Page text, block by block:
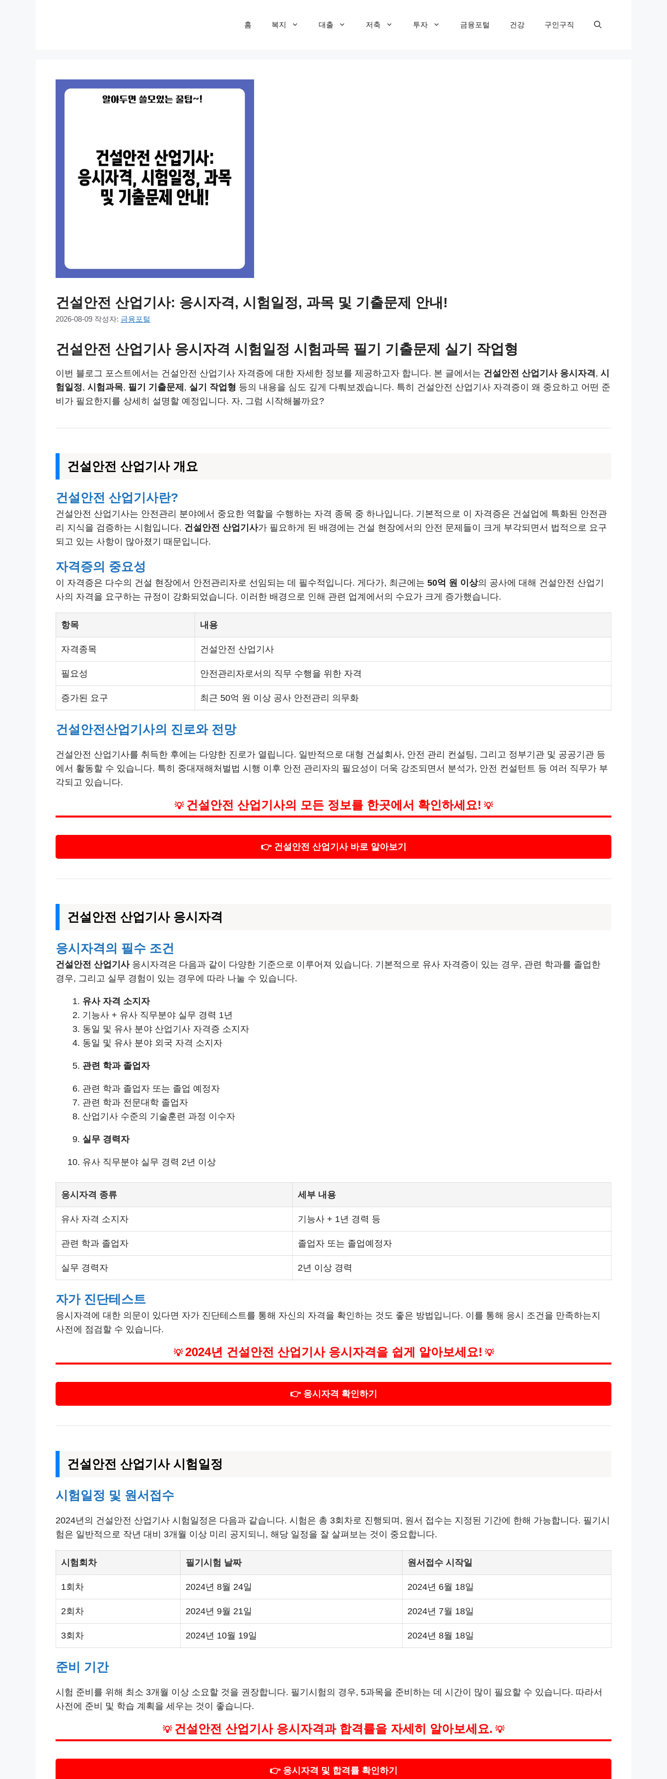
홈 복지 대출 저축 투자 금융포털 건강 구인구직
건설안전 산업기사: 응시자격, 시험일정, 과목 및 기출문제 안내!
2026-08-09 작성자: 금융포털
건설안전 산업기사 응시자격 시험일정 시험과목 필기 기출문제 실기 작업형
이번 블로그 포스트에서는 건설안전 산업기사 자격증에 대한 자세한 정보를 제공하고자 합니다. 본 글에서는 건설안전 산업기사 응시자격 , 시
험일정, 시험과목, 필기 기출문제 , 실기 작업형 등의 내용을 심도 깊게 다뤄보겠습니다. 특히 건설안전 산업기사 자격증이 왜 중요하고 어떤 준
비가 필요한지를 상세히 설명할 예정입니다. 자, 그럼 시작해볼까요?
건설안전 산업기사 개요
건설안전 산업기사란?
건설안전 산업기사는 안전관리 분야에서 중요한 역할을 수행하는 자격 종목 중 하나입니다. 기본적으로 이 자격증은 건설업에 특화된 안전관
리 지식을 검증하는 시험입니다. 건설안전 산업기사가 필요하게 된 배경에는 건설 현장에서의 안전 문제들이 크게 부각되면서 법적으로 요구
되고 있는 사항이 많아졌기 때문입니다.
자격증의 중요성
이 자격증은 다수의 건설 현장에서 안전관리자로 선임되는 데 필수적입니다. 게다가, 최근에는 50억 원 이상의 공사에 대해 건설안전 산업기
사의 자격을 요구하는 규정이 강화되었습니다. 이러한 배경으로 인해 관련 업계에서의 수요가 크게 증가했습니다.
항목 내용
자격종목 건설안전 산업기사
필요성 안전관리자로서의 직무 수행을 위한 자격
증가된 요구 최근 50억 원 이상 공사 안전관리 의무화
건설안전산업기사의 진로와 전망
건설안전 산업기사를 취득한 후에는 다양한 진로가 열립니다. 일반적으로 대형 건설회사, 안전 관리 컨설팅, 그리고 정부기관 및 공공기관 등
에서 활동할 수 있습니다. 특히 중대재해처벌법 시행 이후 안전 관리자의 필요성이 더욱 강조되면서 분석가, 안전 컨설턴트 등 여러 직무가 부
각되고 있습니다.
💡 건설안전 산업기사의 모든 정보를 한곳에서 확인하세요! 💡
👉 건설안전 산업기사 바로 알아보기
건설안전 산업기사 응시자격
응시자격의 필수 조건
건설안전 산업기사응시자격은 다음과 같이 다양한 기준으로 이루어져 있습니다. 기본적으로 유사 자격증이 있는 경우, 관련 학과를 졸업한
경우, 그리고 실무 경험이 있는 경우에 따라 나눌 수 있습니다.
유사 자격 소지자
기능사 + 유사 직무분야 실무 경력 1년
동일 및 유사 분야 산업기사 자격증 소지자
동일 및 유사 분야 외국 자격 소지자
관련 학과 졸업자
관련 학과 졸업자 또는 졸업 예정자
관련 학과 전문대학 졸업자
산업기사 수준의 기술훈련 과정 이수자
실무 경력자
유사 직무분야 실무 경력 2년 이상
응시자격 종류 세부 내용
유사 자격 소지자 기능사 + 1년 경력 등
관련 학과 졸업자 졸업자 또는 졸업예정자
실무 경력자 2년 이상 경력
자가 진단테스트
응시자격에 대한 의문이 있다면 자가 진단테스트를 통해 자신의 자격을 확인하는 것도 좋은 방법입니다. 이를 통해 응시 조건을 만족하는지
사전에 점검할 수 있습니다.
💡 2024년 건설안전 산업기사 응시자격을 쉽게 알아보세요! 💡
👉 응시자격 확인하기
건설안전 산업기사 시험일정
시험일정 및 원서접수
2024년의 건설안전 산업기사 시험일정은 다음과 같습니다. 시험은 총 3회차로 진행되며, 원서 접수는 지정된 기간에 한해 가능합니다. 필기시
험은 일반적으로 작년 대비 3개월 이상 미리 공지되니, 해당 일정을 잘 살펴보는 것이 중요합니다.
시험회차 필기시험 날짜 원서접수 시작일
1회차 2024년 8월 24일 2024년 6월 18일
2회차 2024년 9월 21일 2024년 7월 18일
3회차 2024년 10월 19일 2024년 8월 18일
준비 기간
시험 준비를 위해 최소 3개월 이상 소요할 것을 권장합니다. 필기시험의 경우, 5과목을 준비하는 데 시간이 많이 필요할 수 있습니다. 따라서
사전에 준비 및 학습 계획을 세우는 것이 좋습니다.
💡 건설안전 산업기사 응시자격과 합격률을 자세히 알아보세요. 💡
👉 응시자격 및 합격률 확인하기